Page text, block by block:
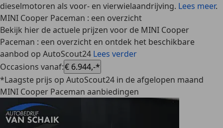
dieselmotoren als voor- en vierwielaandrijving. Lees meer.
MINI Cooper Paceman : een overzicht
Bekijk hier de actuele prijzen voor de MINI Cooper
Paceman : een overzicht en ontdek het beschikbare
aanbod op AutoScout24 Lees verder
Occasions vanaf:€ 6.944,-*
*Laagste prijs op AutoScout24 in de afgelopen maand
MINI Cooper Paceman aanbiedingen